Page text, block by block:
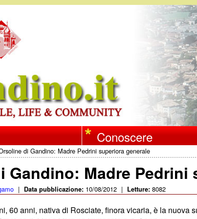
Conoscere
di Gandino: Madre Pedrini superiora generale
Gandino: Madre Pedrini
| Data pubblicazione: 10/08/2012 | Letture:8082
60 anni, nativa di Rosciate, finora vicaria, è la nuova